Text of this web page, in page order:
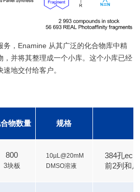
务，Enamine 从其广泛的化合物库中精
，并将其整理成一个小库。这个小库已经
地交付给客户。
物数量 规格
800
3块板
10µL@20mM
DMSO溶液
384孔
前2列和